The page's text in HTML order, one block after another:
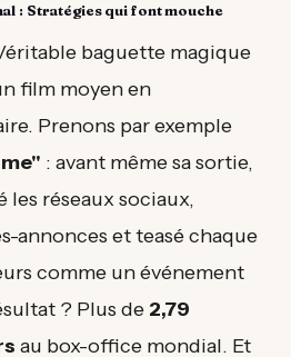
: Stratégies qui font mouche
baguette magique
film moyen en
Prenons par exemple
: avant même sa sortie,
les réseaux sociaux,
annonces et teasé chaque
comme un événement
? Plus de 2,79
au box-office mondial. Et